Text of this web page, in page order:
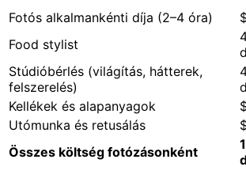
Fotós alkalmankénti díja (2–4 óra)
Food stylist
Stúdióbérlés (világítás, hátterek,
felszerelés)
Kellékek és alapanyagok
Utómunka és retusálás
Összes költség fotózásonként